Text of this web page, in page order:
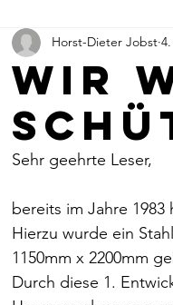
Wir
Horst-Dieter Jobst
Sehr geehrte Leser,
bereits im Jahre
Hierzu wurde ein
1150mm x 2200mm
Durch diese 1.